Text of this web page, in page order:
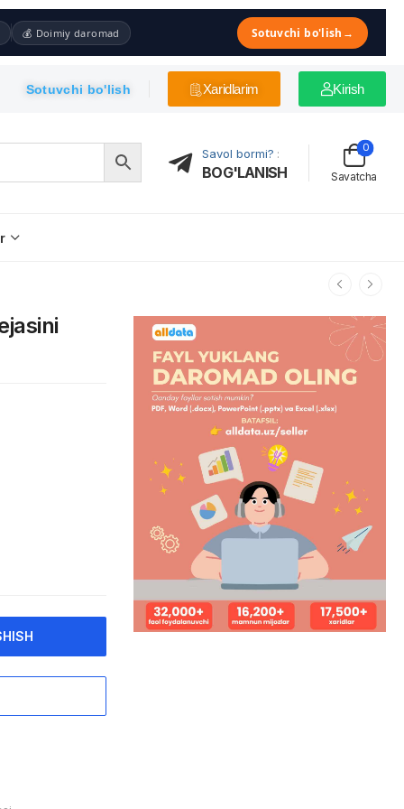
💰 Doimiy daromad Sotuvchi bo'lish →
Sotuvchi bo'lish Xaridlarim Kirish
Savol bormi? :
BOG'LANISH Savatcha
0